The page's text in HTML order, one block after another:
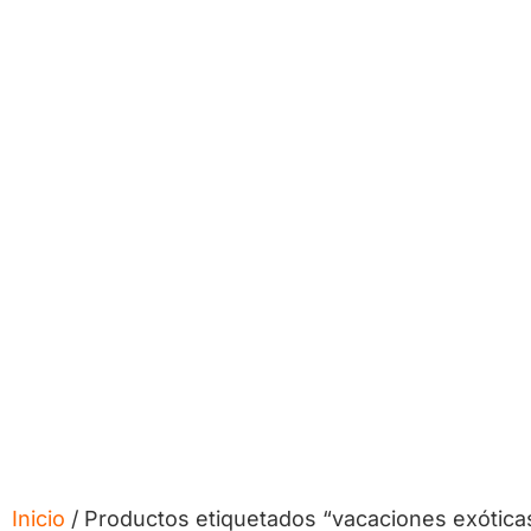
Inicio / Productos etiquetados “vacaciones